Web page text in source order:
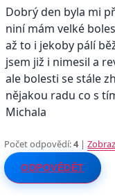
Dobrý den byla mi
niní mám velké
až to i jekoby pálí
jsem již i nimesil a
ale bolesti se stále
nějakou radu co s
Michala
Počet odpovědí:4 |
ODPOVĚDĚT